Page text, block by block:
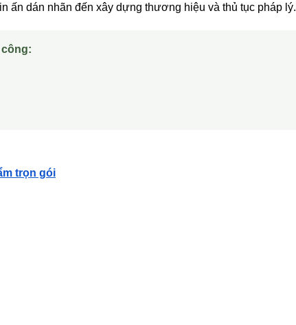
ấn dán nhãn đến xây dựng thương hiệu và thủ tục pháp lý.
trọn gói